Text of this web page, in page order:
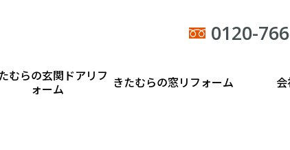
0120-
むらの玄関ドアリフ
ォーム
きたむらの窓リフォーム